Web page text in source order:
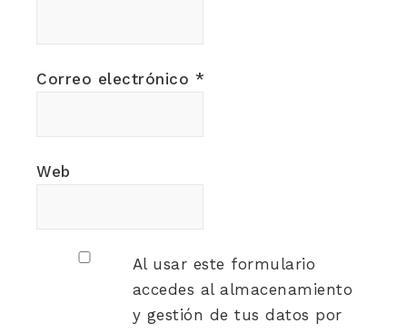
Correo electrónico *
Web
Al usar este formulario
accedes al almacenamiento
y gestión de tus datos por